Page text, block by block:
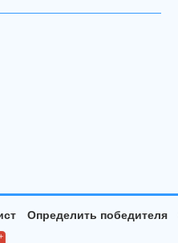
Определить победителя